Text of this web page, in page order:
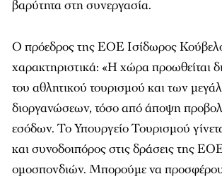
βαρύτητα στη συνεργασία.
Ο πρόεδρος της ΕΟΕ Ισίδωρος
χαρακτηριστικά: «Η χώρα προωθείται
του αθλητικού τουρισμού και των
διοργανώσεων, τόσο από άποψη
εσόδων. Το Υπουργείο Τουρισμού
και συνοδοιπόρος στις δράσεις της
ομοσπονδιών. Μπορούμε να